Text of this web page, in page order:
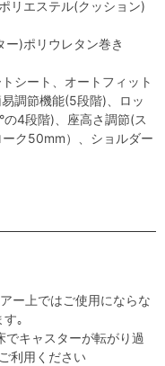
リエステル(クッション)
)ポリウレタン巻き
シート、オートフィット
調節機能(5段階)、ロッ
の4段階)、座高さ調節(ス
ク50mm）、ショルダー
ー上ではご使用にならな
｡
キャスターが転がり過
利用ください